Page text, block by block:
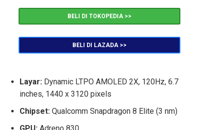
BELI DI TOKOPEDIA >>
BELI DI LAZADA >>
Layar: Dynamic LTPO AMOLED 2X, 120Hz, 6.7
inches, 1440 x 3120 pixels
Chipset: Qualcomm Snapdragon 8 Elite (3 nm)
GPU: Adreno 830